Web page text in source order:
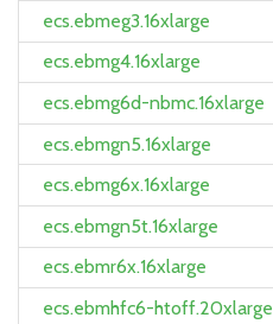
ecs.ebmeg3.16xlarge
ecs.ebmg4.16xlarge
ecs.ebmg6d-nbmc.16xlarge
ecs.ebmgn5.16xlarge
ecs.ebmg6x.16xlarge
ecs.ebmgn5t.16xlarge
ecs.ebmr6x.16xlarge
ecs.ebmhfc6-htoff.20xlarge